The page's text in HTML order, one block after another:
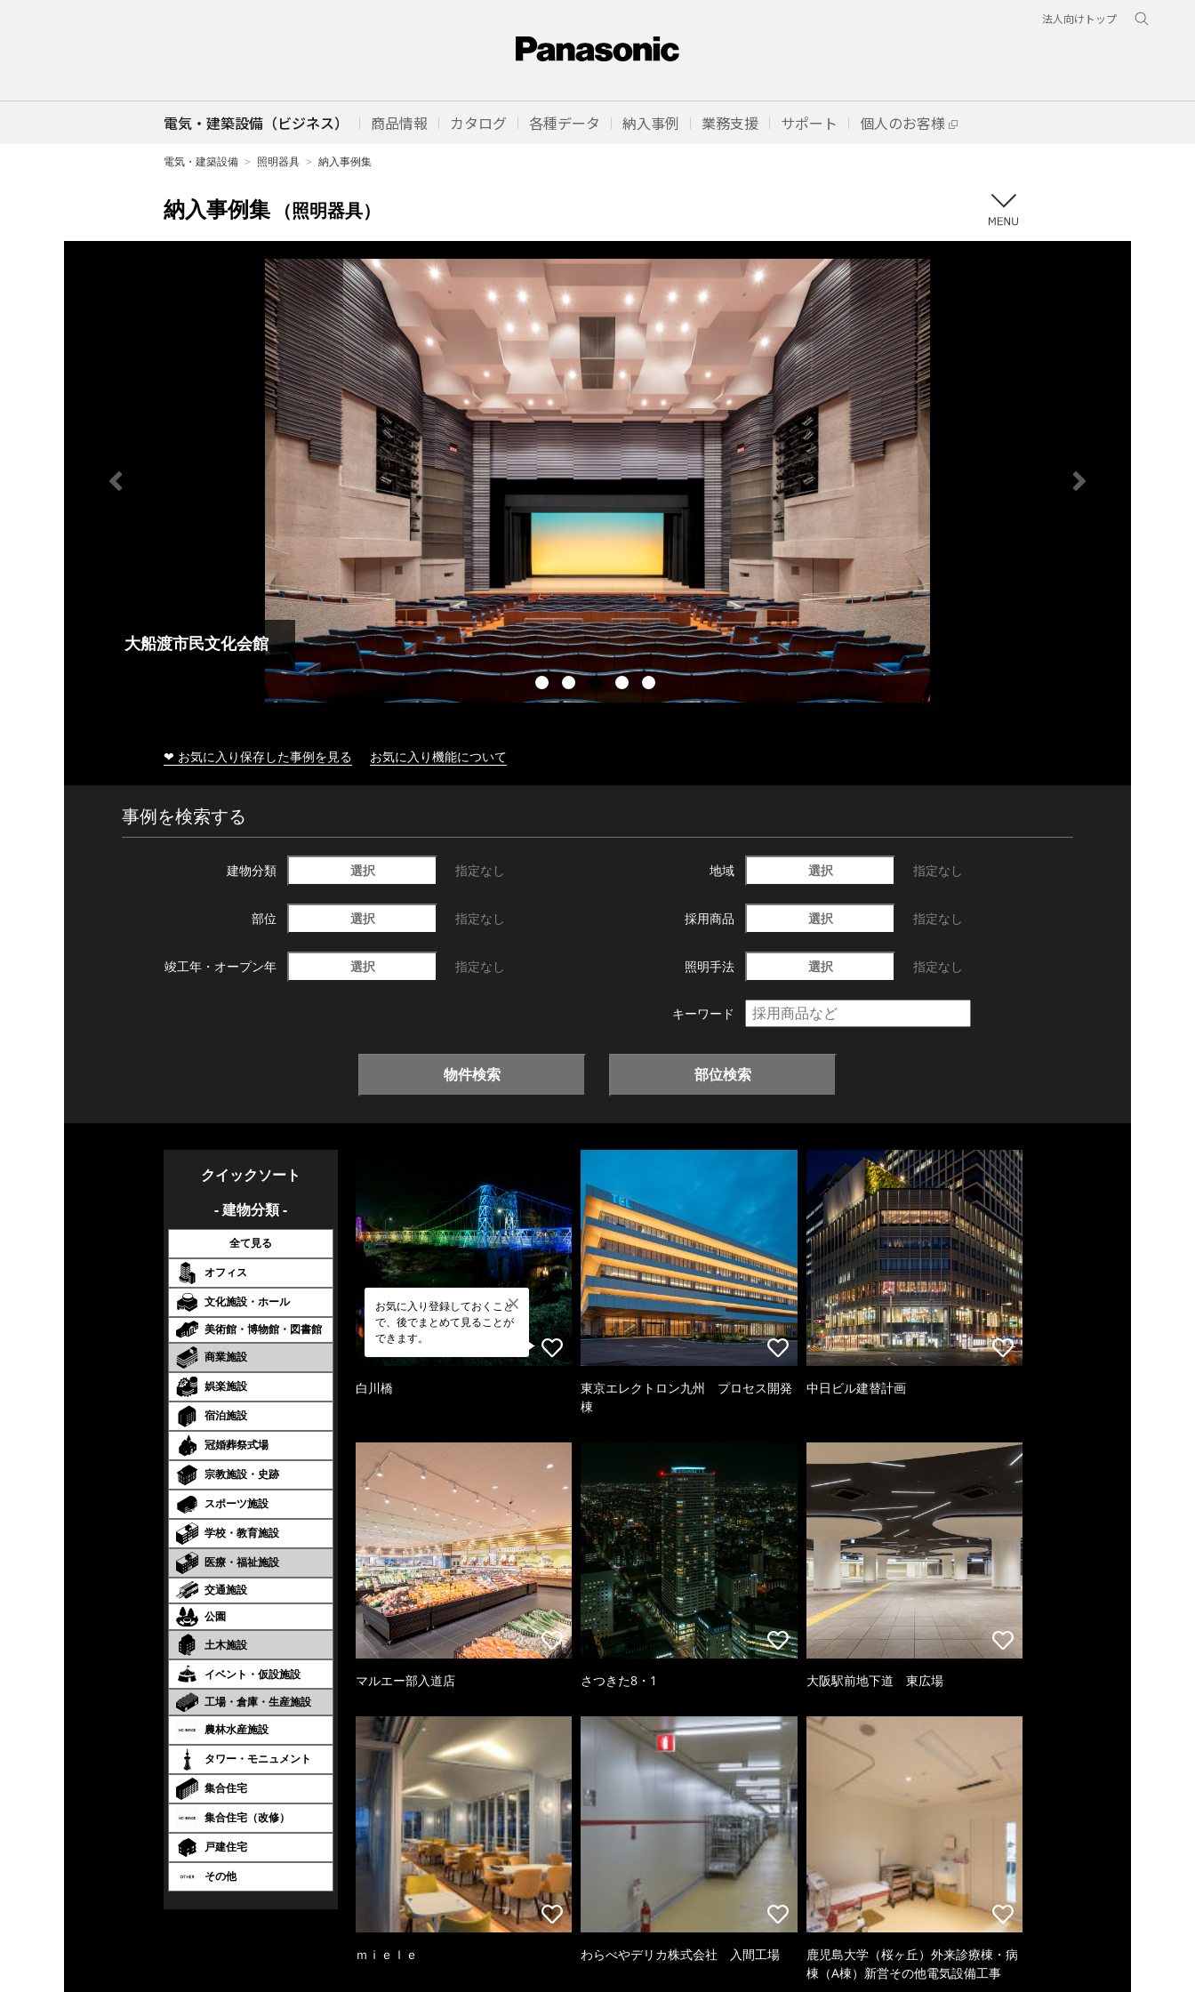
法人向けトップ
電気・建築設備（ビジネス） 商品情報 カタログ 各種データ 納入事例 業務支援 サポート 個人のお客様
電気・建築設備 照明器具 納入事例集
納入事例集 （照明器具）
大船渡市民文化会館
❤ お気に入り保存した事例を見る お気に入り機能について
事例を検索する
建物分類 選択 指定なし 地域 選択 指定なし
部位 選択 指定なし 採用商品 選択 指定なし
竣工年・ オープン年 選択 指定なし 照明手法 選択 指定なし
キーワード
物件検索 部位検索
クイックソート
- 建物分類 -
全て見る
オフィス
文化施設・ホール
美術館・博物館・図書館
商業施設
娯楽施設
宿泊施設
冠婚葬祭式場
宗教施設・史跡
スポーツ施設
学校・教育施設
医療・福祉施設
交通施設
公園
土木施設
イベント・仮設施設
工場・倉庫・生産施設
農林水産施設
タワー・モニュメント
集合住宅
集合住宅（改修）
戸建住宅
その他
お気に入り登録しておくこと
で、後でまとめて見ることが
できます。
白川橋
東京エレクトロン九州 プロセス開発
棟
中日ビル建替計画
マルエー部入道店 さつきた8・1 大阪駅前地下道 東広場
ｍｉｅｌｅ わらべやデリカ株式会社 入間工場
鹿児島大学（桜ヶ丘）外来診療棟・病
棟（A棟）新営その他電気設備工事